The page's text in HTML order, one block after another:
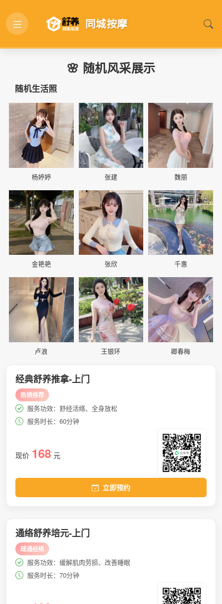
同城按摩
🌸 随机风采展示
随机生活照
📷
杨婷婷
📷
张建
📷
魏丽
📷
金艳艳
📷
张欣
📷
千惠
📷
卢浪
📷
王银环
📷
卿春梅
经典舒养推拿-上门
热销推荐
服务功效：舒经活络、全身放松
服务时长：60分钟
现价 168 元
立即预约
通络舒养培元-上门
疏通经络
服务功效：缓解肌肉劳损、改善睡眠
服务时长：70分钟